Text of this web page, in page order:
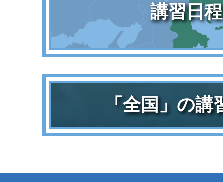
講習日
「全国」の